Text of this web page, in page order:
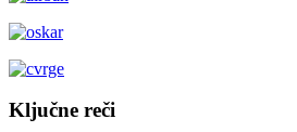
Ključne reči